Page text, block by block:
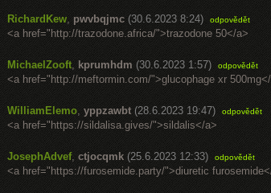
RichardKew, pwvbqjmc (30.6.2023 8:24) odpovědět
<a href="http://trazodone.africa/">trazodone 50</a>
MichaelZooft, kprumhdm (30.6.2023 1:57) odpovědět
<a href="http://meftormin.com/">glucophage xr
WilliamElemo, yppzawbt (28.6.2023 19:47) odpovědět
<a href="https://sildalisa.gives/">sildalis</a>
JosephAdvef, ctjocqmk (25.6.2023 12:33) odpovědět
<a href="https://furosemide.party/">diuretic